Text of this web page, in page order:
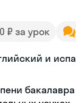
₽ за урок
и